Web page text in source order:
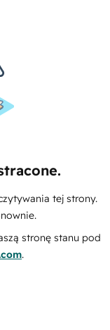
tej strony.
stronę stanu pod
.